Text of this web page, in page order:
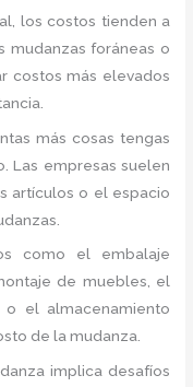
los costos tienden a
mudanzas foráneas o
costos más elevados
más cosas tengas
Las empresas suelen
artículos o el espacio
como el embalaje
de muebles, el
el almacenamiento
de la mudanza.
implica desafíos